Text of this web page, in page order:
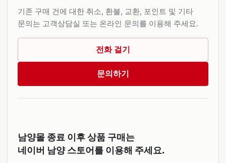
기존 구매 건에 대한 취소, 환불, 교환, 포인트 및 기타
문의는 고객상담실 또는 온라인 문의를 이용해 주세요.
전화 걸기
문의하기
남양몰 종료 이후 상품 구매는
네이버 남양 스토어를 이용해 주세요.